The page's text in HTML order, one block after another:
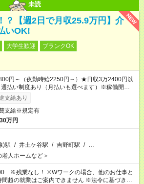
未読
NEW
？【週2日で月収25.9万円】介
いOK!
大学生歓迎
ブランクOK
円～（夜勤時給2250円～）★日収3万2400円以
払い制度あり（月払いも選べます）※稼働開始時
次第のお支払いとなります。
支給あり
支給※規定有
万円
)駅 / 井土ケ谷駅 / 吉野町駅 / …
老人ホームなど＞
※Wワークの場合、他のお仕事と
間超の就業はご案内できません ※法令に基づき、